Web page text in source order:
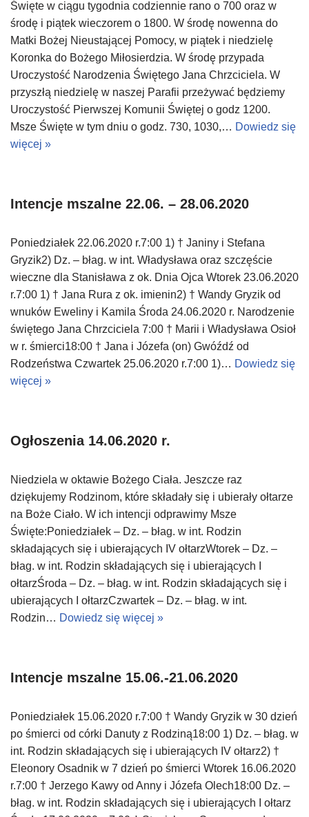
Święte w ciągu tygodnia codziennie rano o 700 oraz w
środę i piątek wieczorem o 1800. W środę nowenna do
Matki Bożej Nieustającej Pomocy, w piątek i niedzielę
Koronka do Bożego Miłosierdzia. W środę przypada
Uroczystość Narodzenia Świętego Jana Chrzciciela. W
przyszłą niedzielę w naszej Parafii przeżywać będziemy
Uroczystość Pierwszej Komunii Świętej o godz 1200.
Msze Święte w tym dniu o godz. 730, 1030,… Dowiedz się
więcej »
Intencje mszalne 22.06. – 28.06.2020
Poniedziałek 22.06.2020 r.7:00 1) † Janiny i Stefana
Gryzik2) Dz. – błag. w int. Władysława oraz szczęście
wieczne dla Stanisława z ok. Dnia Ojca Wtorek 23.06.2020
r.7:00 1) † Jana Rura z ok. imienin2) † Wandy Gryzik od
wnuków Eweliny i Kamila Środa 24.06.2020 r. Narodzenie
świętego Jana Chrzciciela 7:00 † Marii i Władysława Osioł
w r. śmierci18:00 † Jana i Józefa (on) Gwóźdź od
Rodzeństwa Czwartek 25.06.2020 r.7:00 1)… Dowiedz się
więcej »
Ogłoszenia 14.06.2020 r.
Niedziela w oktawie Bożego Ciała. Jeszcze raz
dziękujemy Rodzinom, które składały się i ubierały ołtarze
na Boże Ciało. W ich intencji odprawimy Msze
Święte:Poniedziałek – Dz. – błag. w int. Rodzin
składających się i ubierających IV ołtarzWtorek – Dz. –
błag. w int. Rodzin składających się i ubierających I
ołtarzŚroda – Dz. – błag. w int. Rodzin składających się i
ubierających I ołtarzCzwartek – Dz. – błag. w int.
Rodzin… Dowiedz się więcej »
Intencje mszalne 15.06.-21.06.2020
Poniedziałek 15.06.2020 r.7:00 † Wandy Gryzik w 30 dzień
po śmierci od córki Danuty z Rodziną18:00 1) Dz. – błag. w
int. Rodzin składających się i ubierających IV ołtarz2) †
Eleonory Osadnik w 7 dzień po śmierci Wtorek 16.06.2020
r.7:00 † Jerzego Kawy od Anny i Józefa Olech18:00 Dz. –
błag. w int. Rodzin składających się i ubierających I ołtarz